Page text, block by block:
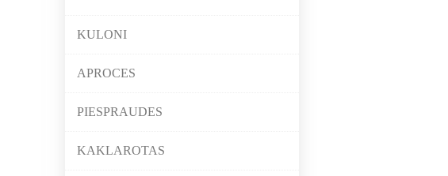
KULONI
APROCES
PIESPRAUDES
KAKLAROTAS